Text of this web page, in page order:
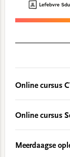
Online cursus
Online cursus
Meerdaagse